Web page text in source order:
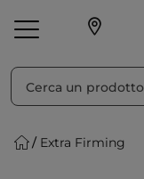
Make-up
Extra Firming
Ordina per